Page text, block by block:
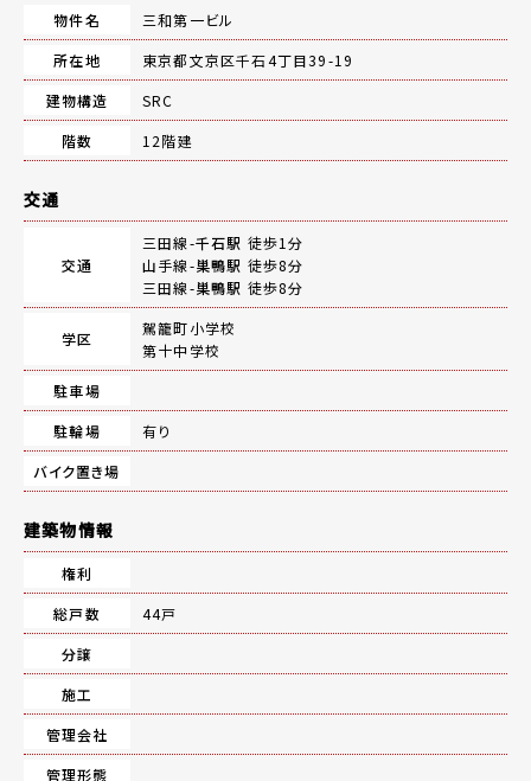
物件名
三和第一ビル
所在地
東京都文京区千石4丁目39-19
建物構造
SRC
階数
12階建
交通
交通
三田線-千石駅 徒歩1分
山手線-巣鴨駅 徒歩8分
三田線-巣鴨駅 徒歩8分
学区
駕籠町小学校
第十中学校
駐車場
駐輪場
有り
バイク置き場
建築物情報
権利
総戸数
44戸
分譲
施工
管理会社
管理形態